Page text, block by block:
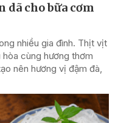
dã cho bữa cơm
nhiều gia đình. Thịt vịt
cùng hương thơm
nên hương vị đậm đà,